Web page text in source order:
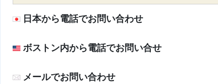
日本から電話でお問い合わせ
ボストン内から電話でお問い合せ
メールでお問い合わせ